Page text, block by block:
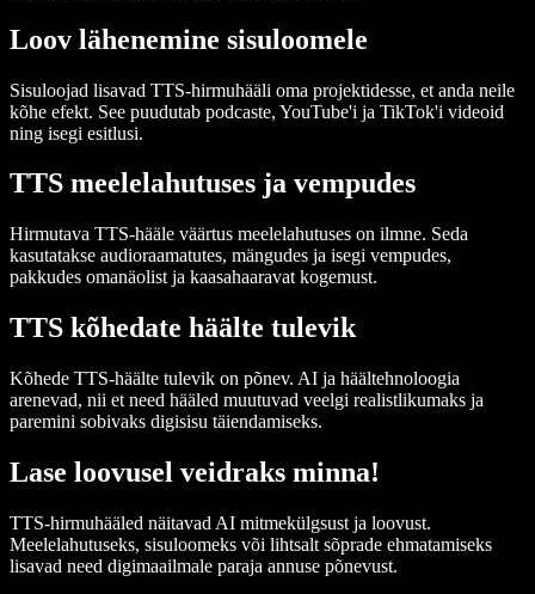
Loov lähenemine sisuloomele
Sisuloojad lisavad TTS-hirmuhääli oma projektidesse, et anda neile
kõhe efekt. See puudutab podcaste, YouTube'i ja TikTok'i videoid
ning isegi esitlusi.
TTS meelelahutuses ja vempudes
Hirmutava TTS-hääle väärtus meelelahutuses on ilmne. Seda
kasutatakse audioraamatutes, mängudes ja isegi vempudes,
pakkudes omanäolist ja kaasahaaravat kogemust.
TTS kõhedate häälte tulevik
Kõhede TTS-häälte tulevik on põnev. AI ja häältehnoloogia
arenevad, nii et need hääled muutuvad veelgi realistlikumaks ja
paremini sobivaks digisisu täiendamiseks.
Lase loovusel veidraks minna!
TTS-hirmuhääled näitavad AI mitmekülgsust ja loovust.
Meelelahutuseks, sisuloomeks või lihtsalt sõprade ehmatamiseks
lisavad need digimaailmale paraja annuse põnevust.